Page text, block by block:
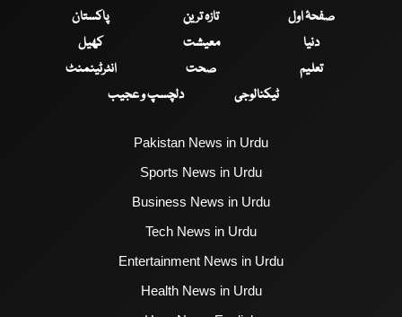
صفحۂ اول تازہ ترین
پاکستان
دنیا
معیشت
کھیل
تعلیم
صحت
انٹرٹینمنٹ
ٹیکنالوجی
دلچسپ و عجیب
Pakistan News in Urdu
Sports News in Urdu
Business News in Urdu
Tech News in Urdu
Entertainment News in Urdu
Health News in Urdu